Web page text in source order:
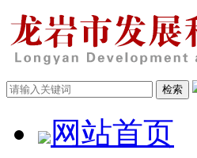
网站首页